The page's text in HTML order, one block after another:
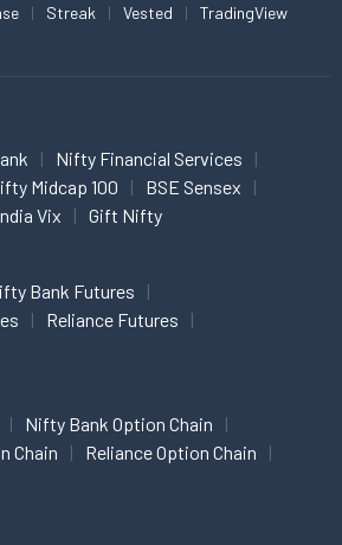
Streak Vested TradingView
Nifty Financial Services
Midcap 100
BSE Sensex
Vix Gift Nifty
Bank Futures
Reliance Futures
Nifty Bank Option Chain
Chain
Reliance Option Chain